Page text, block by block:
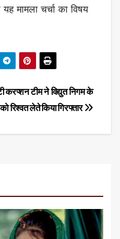
मामला चर्चा का विषय
करप्शन टीम ने विद्युत निगम के
रिश्वत लेते किया गिरफ्तार